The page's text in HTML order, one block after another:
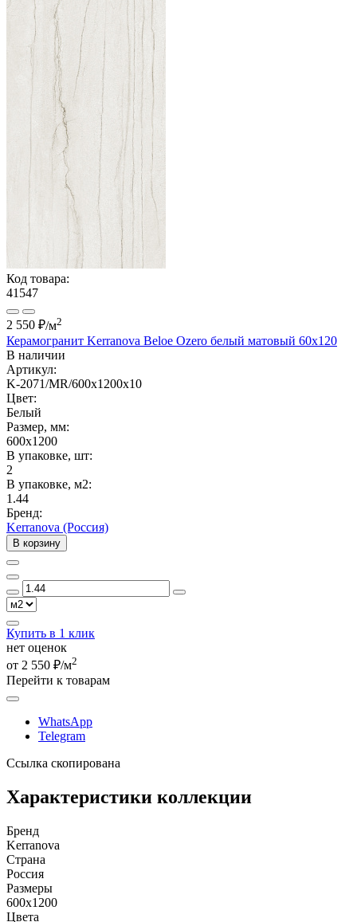
Код товара:
41547
2 550 ₽/м2
Керамогранит Kerranova Beloe Ozero белый матовый 60x120
В наличии
Артикул:
K-2071/MR/600x1200x10
Цвет:
Белый
Размер, мм:
600x1200
В упаковке, шт:
2
В упаковке, м2:
1.44
Бренд:
Kerranova (Россия)
В корзину
Купить в 1 клик
нет оценок
от 2 550 ₽/м2
Перейти к товарам
WhatsApp
Telegram
Ссылка скопирована
Характеристики коллекции
Бренд
Kerranova
Страна
Россия
Размеры
600x1200
Цвета